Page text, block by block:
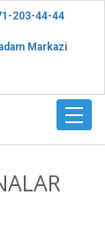
203-44-44
Markazi